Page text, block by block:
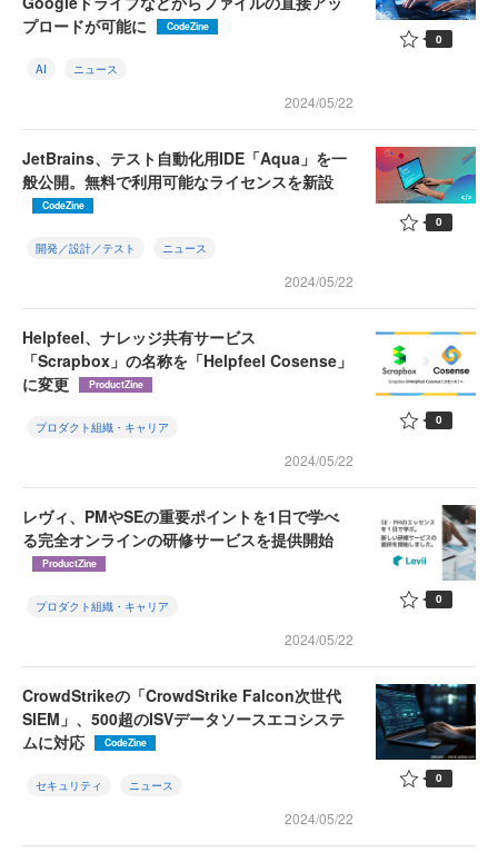
プロードが可能に
CodeZine
AI ニュース
2024/05/22
0
JetBrains、テスト自動化用IDE「Aqua」を一
般公開。無料で利用可能なライセンスを新設
CodeZine
開発／設計／テスト ニュース
2024/05/22
0
Helpfeel、ナレッジ共有サービス
「Scrapbox」の名称を「Helpfeel Cosense」
に変更
ProductZine
プロダクト組織・キャリア
2024/05/22
0
レヴィ、PMやSEの重要ポイントを1日で学べ
る完全オンラインの研修サービスを提供開始
ProductZine
プロダクト組織・キャリア
2024/05/22
0
CrowdStrikeの「CrowdStrike Falcon次世代
SIEM」、500超のISVデータソースエコシステ
ムに対応
CodeZine
セキュリティ ニュース
2024/05/22
0